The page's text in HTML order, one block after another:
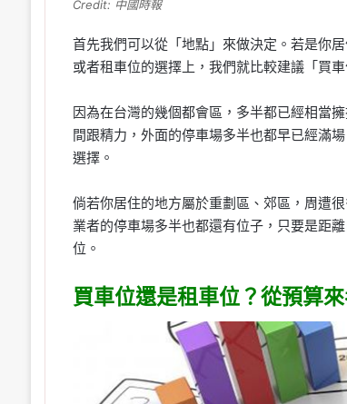
Credit: 中國時報
首先我們可以從「地點」來做決定。若是你
或者租車位的選擇上，我們就比較建議「買
因為在台灣的幾個都會區，多半都已經相當
間跟精力，外面的停車場多半也都早已經滿
選擇。
倘若你居住的地方屬於重劃區、郊區，周遭
業者的停車場多半也都還有位子，只要是距
位。
買車位還是租車位？從預算